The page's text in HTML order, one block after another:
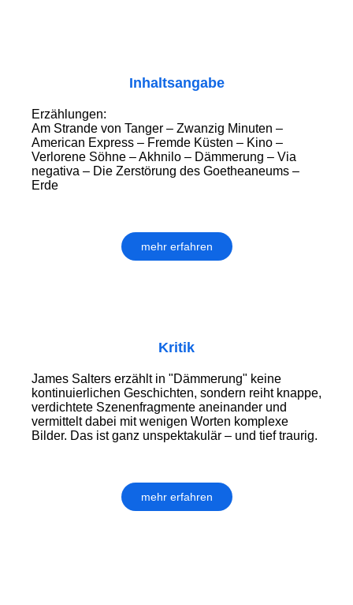
Inhaltsangabe
Erzählungen:
Am Strande von Tanger – Zwanzig Minuten –
American Express – Fremde Küsten – Kino –
Verlorene Söhne – Akhnilo – Dämmerung – Via
negativa – Die Zerstörung des Goetheaneums –
Erde
mehr erfahren
Kritik
James Salters erzählt in "Dämmerung" keine
kontinuierlichen Geschichten, sondern reiht knappe,
verdichtete Szenenfragmente aneinander und
vermittelt dabei mit wenigen Worten komplexe
Bilder. Das ist ganz unspektakulär – und tief traurig.
mehr erfahren